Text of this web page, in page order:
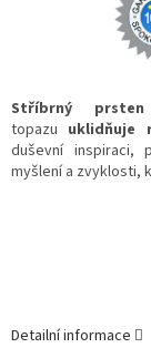
Stříbrný prsten
topazu uklidňuje
duševní inspiraci,
myšlení a zvyklosti,
Detailní informace